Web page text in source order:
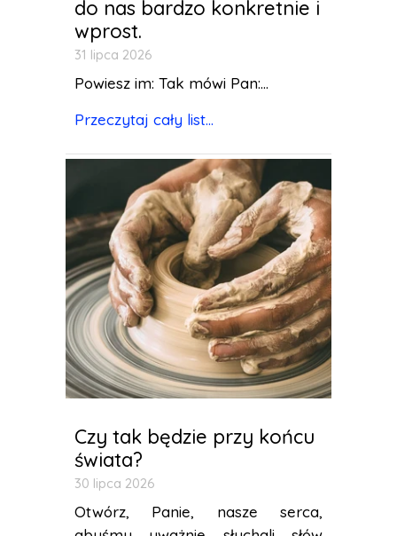
do nas bardzo konkretnie i
wprost.
31 lipca 2026
Powiesz im: Tak mówi Pan:...
Przeczytaj cały list...
Czy tak będzie przy końcu
świata?
30 lipca 2026
Otwórz, Panie, nasze serca,